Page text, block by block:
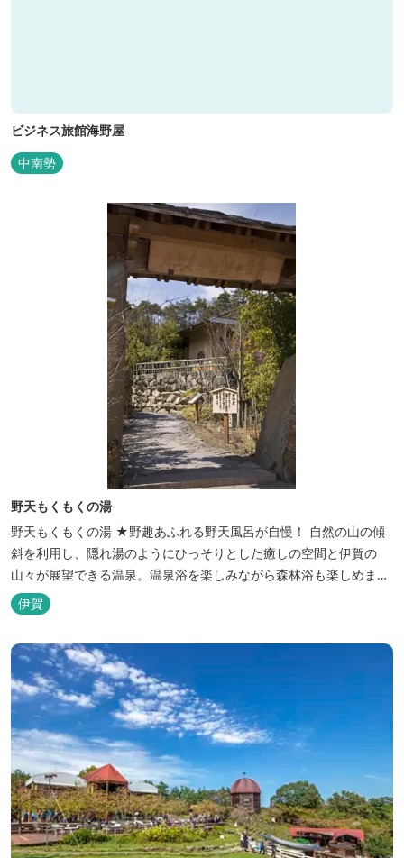
ビジネス旅館海野屋
中南勢
野天もくもくの湯
野天もくもくの湯 ★野趣あふれる野天風呂が自慢！ 自然の山の傾
斜を利用し、隠れ湯のようにひっそりとした癒しの空間と伊賀の
山々が展望できる温泉。温泉浴を楽しみながら森林浴も楽しめま
す。一枚岩をくり貫いてつくった湯船もあり、風情ある空間が魅力
です。 ★源泉100％の野天風呂 源泉100％の野天風呂が2つあり、
38度のぬるめの湯と42度の熱めの湯があります。ぬるめの湯はじっ
くりとゆ...
伊賀